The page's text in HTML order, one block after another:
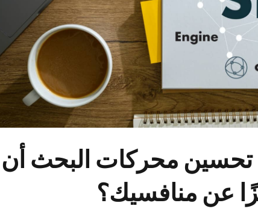
محركات البحث أن
عن منافسيك؟